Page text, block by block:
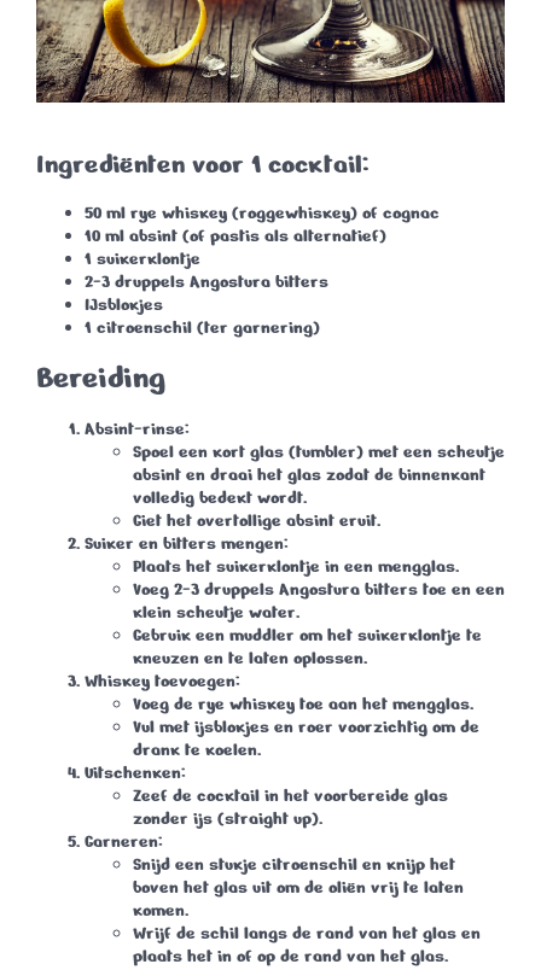
Ingrediënten voor 1 cocktail:
50 ml rye whiskey (roggewhiskey) of cognac
10 ml absint (of pastis als alternatief)
1 suikerklontje
2-3 druppels Angostura bitters
IJsblokjes
1 citroenschil (ter garnering)
Bereiding
Absint-rinse:
Spoel een kort glas (tumbler) met een scheutje
absint en draai het glas zodat de binnenkant
volledig bedekt wordt.
Giet het overtollige absint eruit.
Suiker en bitters mengen:
Plaats het suikerklontje in een mengglas.
Voeg 2-3 druppels Angostura bitters toe en een
klein scheutje water.
Gebruik een muddler om het suikerklontje te
kneuzen en te laten oplossen.
Whiskey toevoegen:
Voeg de rye whiskey toe aan het mengglas.
Vul met ijsblokjes en roer voorzichtig om de
drank te koelen.
Uitschenken:
Zeef de cocktail in het voorbereide glas
zonder ijs (straight up).
Garneren:
Snijd een stukje citroenschil en knijp het
boven het glas uit om de oliën vrij te laten
komen.
Wrijf de schil langs de rand van het glas en
plaats het in of op de rand van het glas.